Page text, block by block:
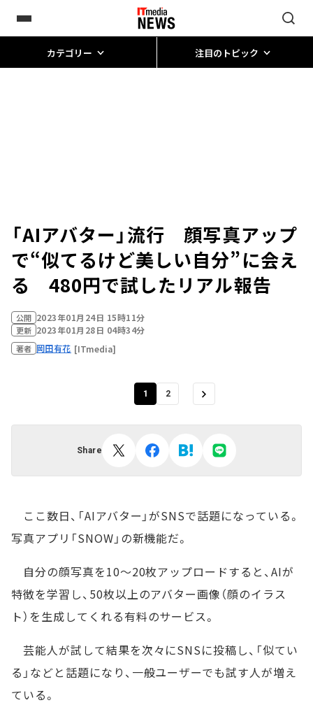
カテゴリー 注目のトピック
「AIアバター」流行 顔写真アップ
で“似てるけど美しい自分”に会え
る 480円で試したリアル報告
公開 2023年01月24日 15時11分
更新 2023年01月28日 04時34分
著者 岡田有花 [ITmedia]
1 2
Share
ここ数日、「AIアバター」がSNSで話題になっている。
写真アプリ「SNOW」の新機能だ。
自分の顔写真を10～20枚アップロードすると、AIが
特徴を学習し、50枚以上のアバター画像（顔のイラス
ト）を生成してくれる有料のサービス。
芸能人が試して結果を次々にSNSに投稿し、「似てい
る」などと話題になり、一般ユーザーでも試す人が増え
ている。